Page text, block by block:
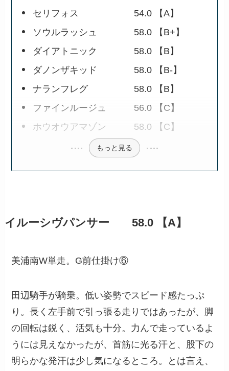
セリフォス 54.0 【A】
ソウルラッシュ 58.0 【B+】
ダイアトニック 58.0 【B】
ダノンザキッド 58.0 【B-】
ナランフレグ 58.0 【B】
ファインルージュ 56.0 【C】
ホウオウアマゾン 58.0 【C】
もっと見る
イルーシヴパンサー 58.0 【A】
美浦南W単走。G前仕掛け⑥
田辺騎手が騎乗。低い姿勢でスピード感たっぷ
り。長く左手前で引っ張る走りではあったが、脚
の回転は鋭く、活気も十分。力んで走っているよ
うには見えなかったが、首筋に光る汗と、股下の
明らかな発汗は少し気になるところ。とは言え、